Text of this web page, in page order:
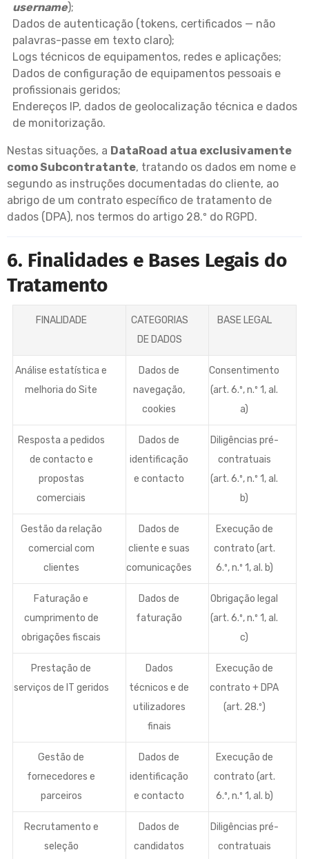
username);
Dados de autenticação (tokens, certificados — não
palavras-passe em texto claro);
Logs técnicos de equipamentos, redes e aplicações;
Dados de configuração de equipamentos pessoais e
profissionais geridos;
Endereços IP, dados de geolocalização técnica e dados
de monitorização.
Nestas situações, a DataRoad atua exclusivamente
como Subcontratante, tratando os dados em nome e
segundo as instruções documentadas do cliente, ao
abrigo de um contrato específico de tratamento de
dados (DPA), nos termos do artigo 28.º do RGPD.
6. Finalidades e Bases Legais do
Tratamento
FINALIDADE
CATEGORIAS
DE DADOS
BASE LEGAL
Análise estatística e
melhoria do Site
Dados de
navegação,
cookies
Consentimento
(art. 6.º, n.º 1, al.
a)
Resposta a pedidos
de contacto e
propostas
comerciais
Dados de
identificação
e contacto
Diligências pré-
contratuais
(art. 6.º, n.º 1, al.
b)
Gestão da relação
comercial com
clientes
Dados de
cliente e suas
comunicações
Execução de
contrato (art.
6.º, n.º 1, al. b)
Faturação e
cumprimento de
obrigações fiscais
Dados de
faturação
Obrigação legal
(art. 6.º, n.º 1, al.
c)
Prestação de
serviços de IT geridos
Dados
técnicos e de
utilizadores
finais
Execução de
contrato + DPA
(art. 28.º)
Gestão de
fornecedores e
parceiros
Dados de
identificação
e contacto
Execução de
contrato (art.
6.º, n.º 1, al. b)
Recrutamento e
seleção
Dados de
candidatos
Diligências pré-
contratuais